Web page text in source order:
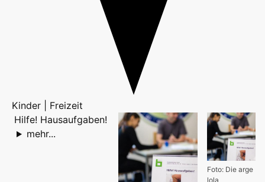
Kinder | Freizeit
Foto: Die arge
lola
Hilfe! Hausaufgaben!
mehr...